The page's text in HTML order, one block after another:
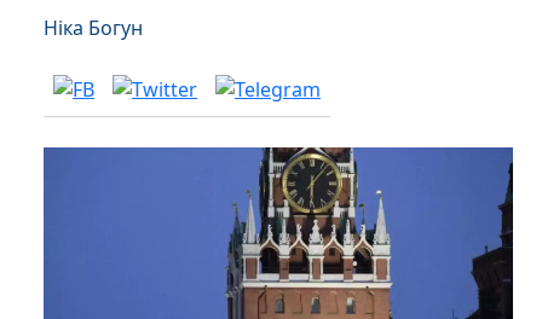
Ніка Богун